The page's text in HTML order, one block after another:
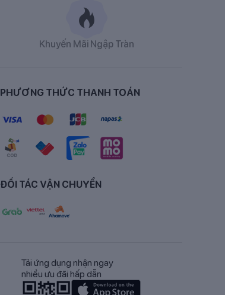
Khuyến Mãi Ngập Tràn
PHƯƠNG THỨC THANH TOÁN
ĐỐI TÁC VẬN CHUYỂN
Tải ứng dụng nhận ngay
nhiều ưu đãi hấp dẫn